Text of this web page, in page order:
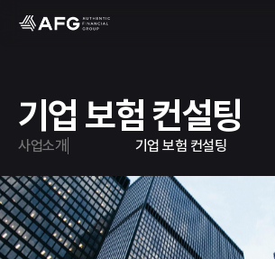
기업 보험 컨설팅
사업소개 기업 보험 컨설팅